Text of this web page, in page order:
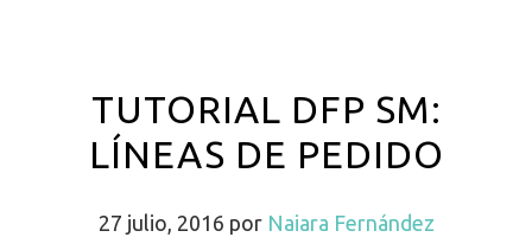
TUTORIAL DFP SM:
LÍNEAS DE PEDIDO
27 julio, 2016 por Naiara Fernández